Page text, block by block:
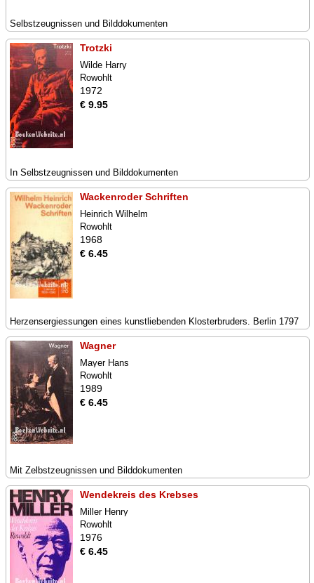
Selbstzeugnissen und Bilddokumenten
Trotzki
Wilde Harry
Rowohlt
1972
€ 9.95
In Selbstzeugnissen und Bilddokumenten
Wackenroder Schriften
Heinrich Wilhelm
Rowohlt
1968
€ 6.45
Herzensergiessungen eines kunstliebenden Klosterbruders. Berlin 1797
Wagner
Mayer Hans
Rowohlt
1989
€ 6.45
Mit Zelbstzeugnissen und Bilddokumenten
Wendekreis des Krebses
Miller Henry
Rowohlt
1976
€ 6.45